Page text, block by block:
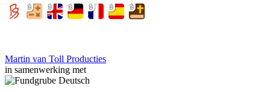
Martin van Toll Producties
in samenwerking met